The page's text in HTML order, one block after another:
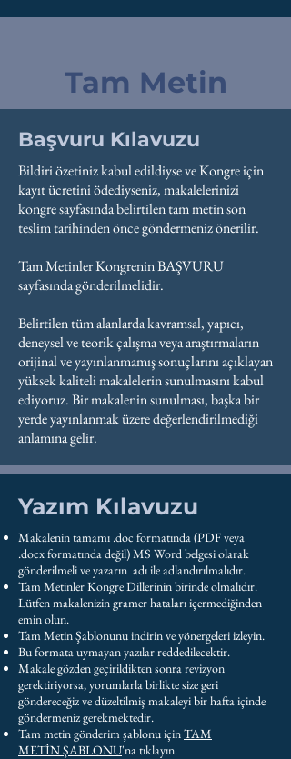
Tam Metin
Başvuru Kılavuzu
Bildiri özetiniz kabul edildiyse ve Kongre için
kayıt ücretini ödediyseniz, makalelerinizi
kongre sayfasında belirtilen tam metin son
teslim tarihinden önce göndermeniz önerilir.
Tam Metinler Kongrenin BAŞVURU
sayfasında gönderilmelidir.
Belirtilen tüm alanlarda kavramsal, yapıcı,
deneysel ve teorik çalışma veya araştırmaların
orijinal ve yayınlanmamış sonuçlarını açıklayan
yüksek kaliteli makalelerin sunulmasını kabul
ediyoruz. Bir makalenin sunulması, başka bir
yerde yayınlanmak üzere değerlendirilmediği
anlamına gelir.
Yazım Kılavuzu
Makalenin tamamı .doc formatında (PDF veya
.docx formatında değil) MS Word belgesi olarak
gönderilmeli ve yazarın adı ile adlandırılmalıdır.
Tam Metinler Kongre Dillerinin birinde olmalıdır.
Lütfen makalenizin gramer hataları içermediğinden
emin olun.
Tam Metin Şablonunu indirin ve yönergeleri izleyin.
Bu formata uymayan yazılar reddedilecektir.
Makale gözden geçirildikten sonra revizyon
gerektiriyorsa, yorumlarla birlikte size geri
göndereceğiz ve düzeltilmiş makaleyi bir hafta içinde
göndermeniz gerekmektedir.
Tam metin gönderim şablonu içinTAM
METİNŞABLONU'na tıklayın.